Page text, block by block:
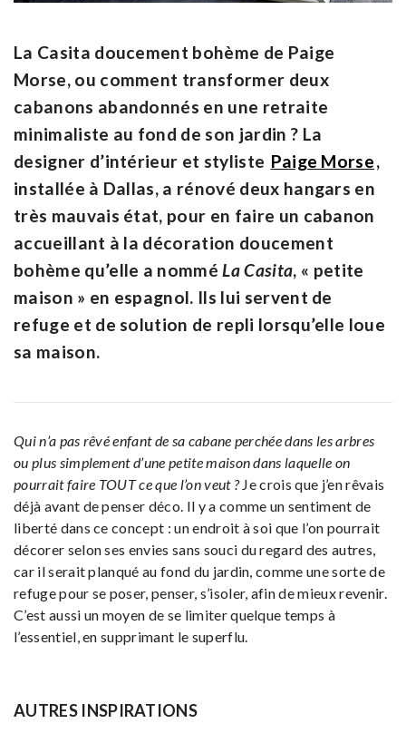
La Casita doucement bohème de Paige
Morse, ou comment transformer deux
cabanons abandonnés en une retraite
minimaliste au fond de son jardin ? La
designer d’intérieur et styliste Paige Morse,
installée à Dallas, a rénové deux hangars en
très mauvais état, pour en faire un cabanon
accueillant à la décoration doucement
bohème qu’elle a nomméLa Casita, « petite
maison » en espagnol. Ils lui servent de
refuge et de solution de repli lorsqu’elle loue
sa maison.
Qui n’a pas rêvé enfant de sa cabane perchée dans les arbres
ou plus simplement d’une petite maison dans laquelle on
pourrait faire TOUT ce que l’on veut ?Je crois que j’en rêvais
déjà avant de penser déco. Il y a comme un sentiment de
liberté dans ce concept : un endroit à soi que l’on pourrait
décorer selon ses envies sans souci du regard des autres,
car il serait planqué au fond du jardin, comme une sorte de
refuge pour se poser, penser, s’isoler, afin de mieux revenir.
C’est aussi un moyen de se limiter quelque temps à
l’essentiel, en supprimant le superflu.
AUTRES INSPIRATIONS